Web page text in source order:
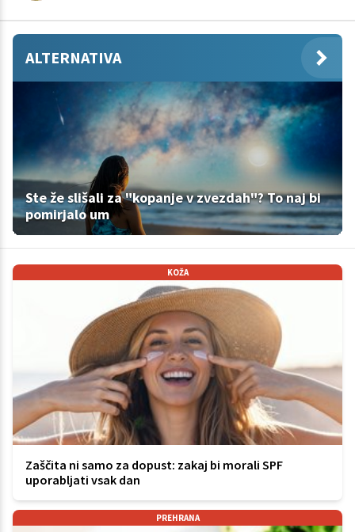
ALTERNATIVA
Ste že slišali za "kopanje v zvezdah"? To naj bi
pomirjalo um
KOŽA
Zaščita ni samo za dopust: zakaj bi morali SPF
uporabljati vsak dan
PREHRANA